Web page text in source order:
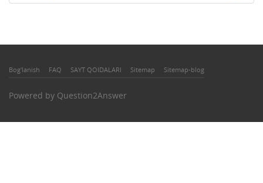
Bog'lanish FAQ SAYT QOIDALARI Sitemap Sitemap-blog
Powered by Question2Answer